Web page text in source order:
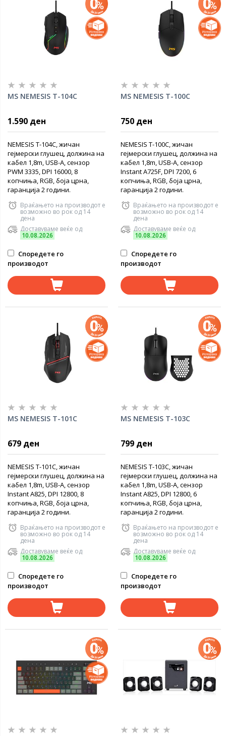
MS NEMESIS T-104C
1.590 ден
NEMESIS T-104C, жичан
гејмерски глушец, должина на
кабел 1,8m, USB-A, сензор
PWM 3335, DPI 16000, 8
копчиња, RGB, боја црна,
гаранција 2 години.
Враќањето на производот е
возможно во рок од 14
дена
Доставуваме веќе од
10.08.2026
Споредете го
производот
MS NEMESIS T-100C
750 ден
NEMESIS T-100C, жичан
гејмерски глушец, должина на
кабел 1,8m, USB-A, сензор
Instant A725F, DPI 7200, 6
копчиња, RGB, боја црна,
гаранција 2 години.
Враќањето на производот е
возможно во рок од 14
дена
Доставуваме веќе од
10.08.2026
Споредете го
производот
MS NEMESIS T-101C
679 ден
NEMESIS T-101C, жичан
гејмерски глушец, должина на
кабел 1,8m, USB-A, сензор
Instant A825, DPI 12800, 8
копчиња, RGB, боја црна,
гаранција 2 години.
Враќањето на производот е
возможно во рок од 14
дена
Доставуваме веќе од
10.08.2026
Споредете го
производот
MS NEMESIS T-103C
799 ден
NEMESIS T-103C, жичан
гејмерски глушец, должина на
кабел 1,8m, USB-A, сензор
Instant A825, DPI 12800, 6
копчиња, RGB, боја црна,
гаранција 2 години.
Враќањето на производот е
возможно во рок од 14
дена
Доставуваме веќе од
10.08.2026
Споредете го
производот